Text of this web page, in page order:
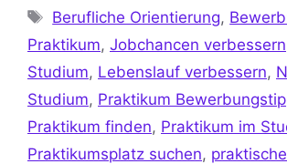
Berufliche Orientierung,
Praktikum, Jobchancen verbessern
Studium, Lebenslauf verbessern,
Studium, Praktikum
Praktikum finden, Praktikum im
Praktikumsplatz suchen,